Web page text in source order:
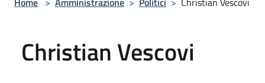
Christian Vescovi